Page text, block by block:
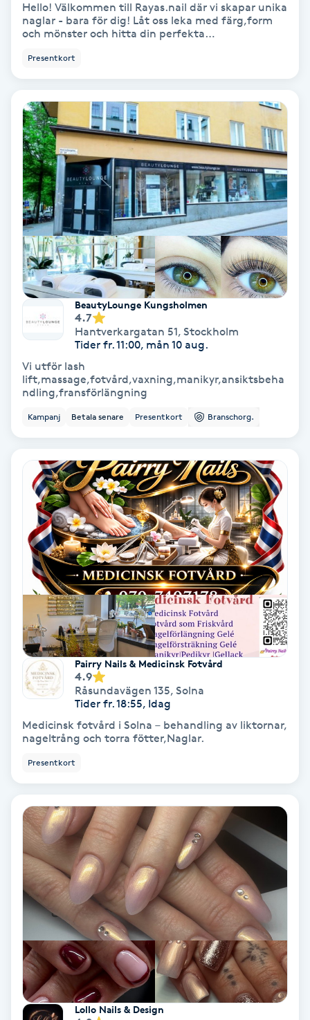
Ortobionomi
Ortopedi
Osteopati
Paraffinbehandling
Pedikyr
Pensionärklippning
Permanent
Permanent hårborttagning
Permanent ögonbrynsmakeup
Personal shopper
Picolaser
Piercing
Pigmentbehandling
Pigmentfläckar
Plastikkirurgi
Powder brows
Power Yoga
PRP (Platelet Rich Plasma)
Psoriasis
Radiofrekvens
Rakning
Reflexologi
Hello! Välkommen till Rayas.nail där vi skapar unika
naglar - bara för dig! Låt oss leka med färg,form
och mönster och hitta din perfekta
Presentkort
BeautyLounge Kungsholmen
4.7
Hantverkargatan 51, Stockholm
Tider fr. 11:00, mån 10 aug.
Vi utför lash
lift,massage,fotvård,vaxning,manikyr,ansiktsbeha
ndling,fransförlängning
Kampanj Betala senare Presentkort Branschorg.
Pairry Nails & Medicinsk Fotvård
4.9
Råsundavägen 135, Solna
Tider fr. 18:55, Idag
Medicinsk fotvård i Solna – behandling av liktornar,
nageltrång och torra fötter,Naglar.
Presentkort
Lollo Nails & Design